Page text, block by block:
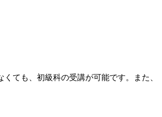
ても、初級科の受講が可能です。また、